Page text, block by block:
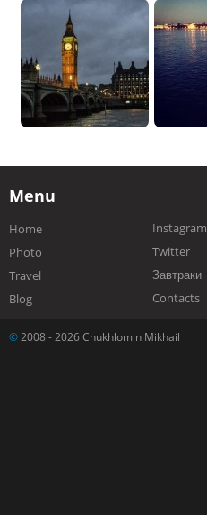
Menu
Home
Photo
Travel
Blog
Instagram
Twitter
Завтраки
Contacts
© 2008 - 2026 Chukhlomin Mikhail